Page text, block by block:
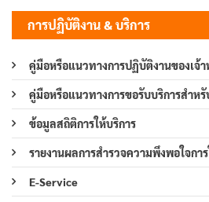
การปฏิบัติงาน & บริการ
คู่มือหรือแนวทางการปฏิบัติงานของเจ้
คู่มือหรือแนวทางการขอรับบริการสำห
ข้อมูลสถิติการให้บริการ
รายงานผลการสำรวจความพึงพอใจกา
E-Service